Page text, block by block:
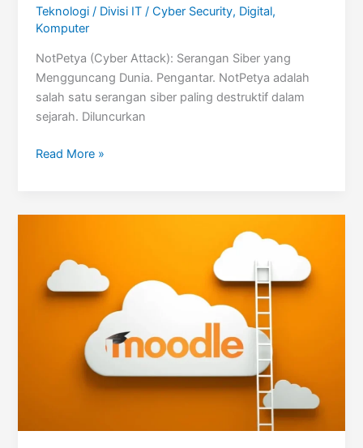
Teknologi / Divisi IT /Cyber Security, Digital,
Komputer
NotPetya (Cyber Attack): Serangan Siber yang
Mengguncang Dunia. Pengantar. NotPetya adalah
salah satu serangan siber paling destruktif dalam
sejarah. Diluncurkan
NotPetya
Read More »